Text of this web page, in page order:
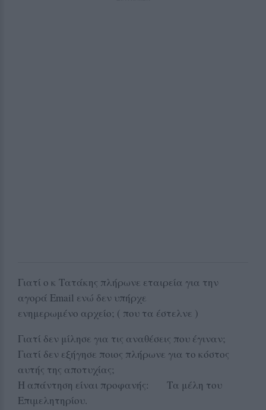
Γιατί ο κ Τατάκης πλήρωνε εταιρεία για την
αγορά Email ενώ δεν υπήρχε
ενημερωμένο αρχείο; ( που τα έστελνε )
Γιατί δεν μίλησε για τις αναθέσεις που έγιναν;
Γιατί δεν εξήγησε ποιος πλήρωνε για το κόστος
αυτής της αποτυχίας;
Η απάντηση είναι προφανής: Τα μέλη του
Επιμελητηρίου.